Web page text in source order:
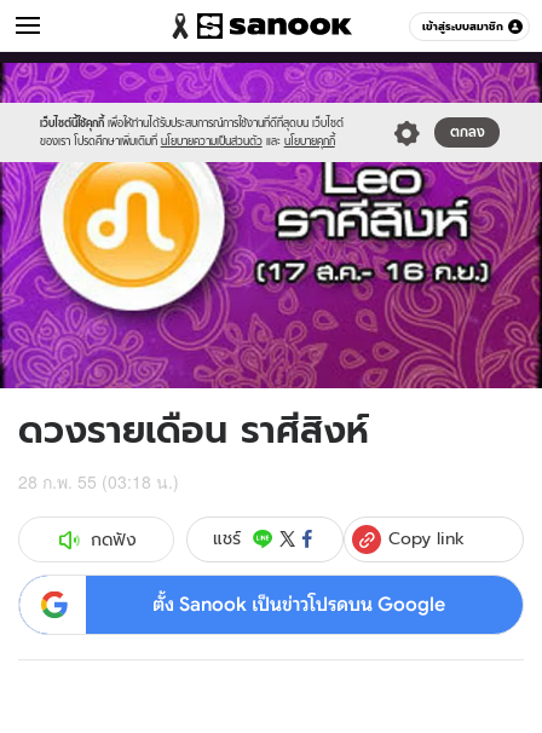
เข้าสู่ระบบสมาชิก
ดูดวง หมวดอื่นๆ
เว็บไซต์นี้ใช้คุกกี้ เพื่อให้ท่านได้รับประสบการณ์การใช้งานที่ดีที่สุดบน เว็บไซต์
ของเรา โปรดศึกษาเพิ่มเติมที่ นโยบายความเป็นส่วนตัว และ นโยบายคุกกี้
ตกลง
Sanook
//s.isanook.com/sr/0/images/logo-
new-
sanook.png
600
60
//s.isanook.com/ho/0/ud/5/25785/8leo.jpg
ดวงรายเดือน ราศีสิงห์
28 ก.พ. 55 (03:18 น.)
กดฟัง แชร์ Copy link
ตั้ง Sanook เป็นข่าวโปรดบน Google